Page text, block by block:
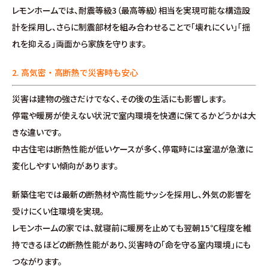
∟性能 / 高気密・高断熱
∟性能 / 耐震・制震性能
∟保証・アフターフォロー
∟家づくりの流れ
∟自由設計・高性能住宅『AUCA』
∟規格型・高性能住宅『Waffle』
宿泊型モデルハウス
レモンホームでは、耐震等級3（最高等級）相当を実現可能な構造設
計を採用し、さらに制震部材を組み合わせることで「壊れにくい」「揺
れを抑える」両面から家族を守ります。
2. 高気密・高断熱で災害時も安心
災害は建物の強さだけでなく、その後の生活にも影響します。
停電や暖房が使えない状況で室内環境を快適に保てるかどうかは大
きな違いです。
中古住宅は断熱性能が低いケースが多く、停電時には室温が急激に
変化しやすい傾向があります。
新築住宅では最新の断熱材や高性能サッシを採用し、外気の影響を
受けにくい住環境を実現。
レモンホームの家では、就寝前に暖房を止めても翌朝15℃程度を維
持できるほどの断熱性能があり、災害時の「命を守る室内環境」にも
つながります。